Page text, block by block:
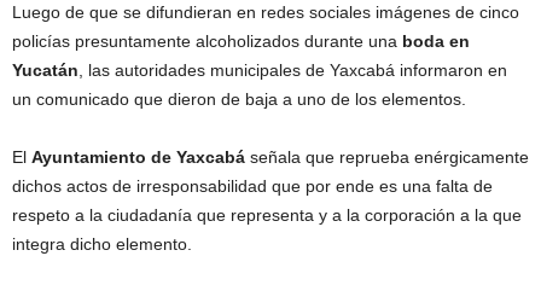
Luego de que se difundieran en redes sociales imágenes de cinco
policías presuntamente alcoholizados durante una boda en
Yucatán , las autoridades municipales de Yaxcabá informaron en
un comunicado que dieron de baja a uno de los elementos.
El Ayuntamiento de Yaxcabá señala que reprueba enérgicamente
dichos actos de irresponsabilidad que por ende es una falta de
respeto a la ciudadanía que representa y a la corporación a la que
integra dicho elemento.